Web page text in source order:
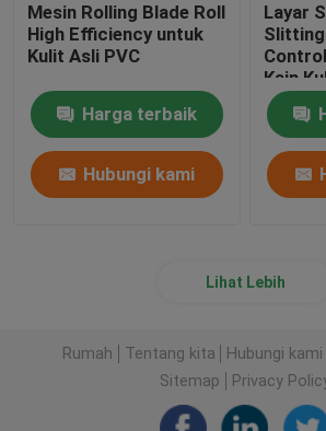
Mesin Rolling Blade Roll
High Efficiency untuk
Kulit Asli PVC
Harga terbaik
Hubungi kami
Layar
Slitting
Kain
Lihat Lebih
Rumah Tentang kita Hubungi kami
Sitemap
Privacy